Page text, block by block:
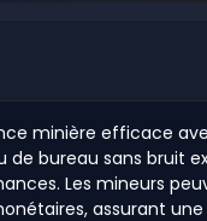
minière efficace
bureau sans bruit
Les mineurs
assurant